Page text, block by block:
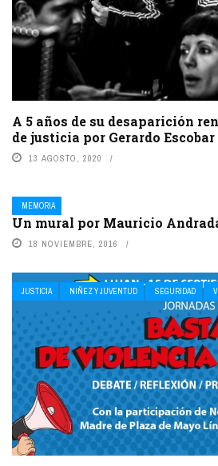
A 5 años de su desaparición
de justicia por Gerardo
13 AGOSTO, 2020
MEMORIA
Un mural por Mauricio
18 NOVIEMBRE, 2016
JUSTICIA NIÑEZ Y JUVENTUD SEGURIDAD